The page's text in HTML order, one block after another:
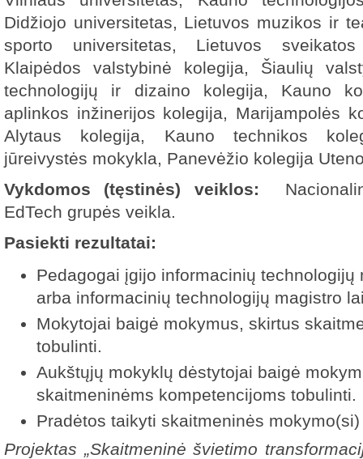
Didžiojo universitetas, Lietuvos muzikos ir
sporto universitetas, Lietuvos
Klaipėdos valstybinė kolegija, Šiaulių
technologijų ir dizaino kolegija, Kauno
aplinkos inžinerijos kolegija, Marijampolės
Alytaus kolegija, Kauno technikos
jūreivystės mokykla, Panevėžio kolegija
Vykdomos (tęstinės) veiklos:
EdTech grupės veikla.
Pasiekti rezultatai:
Pedagogai įgijo informacinių
arba informacinių technologijų magistro
Mokytojai baigė mokymus, skirtus
tobulinti.
Aukštųjų mokyklų dėstytojai baigė
skaitmeninėms kompetencijoms tobulinti.
Pradėtos taikyti skaitmeninės
Projektas „Skaitmeninė švietimo